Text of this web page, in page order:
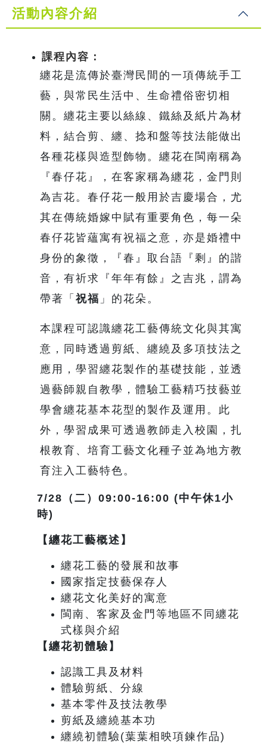
活動內容介紹
課程內容：
纏花是流傳於臺灣民間的一項傳統手工
藝，與常民生活中、生命禮俗密切相
關。纏花主要以絲線、鐵絲及紙片為材
料，結合剪、纏、捻和盤等技法能做出
各種花樣與造型飾物。纏花在閩南稱為
『春仔花』，在客家稱為纏花，金門則
為吉花。春仔花一般用於吉慶場合，尤
其在傳統婚嫁中賦有重要角色，每一朵
春仔花皆蘊寓有祝福之意，亦是婚禮中
身份的象徵，『春』取台語『剩』的諧
音，有祈求『年年有餘』之吉兆，謂為
帶著「 祝福 」的花朵。
本課程可認識纏花工藝傳統文化與其寓
意，同時透過剪紙、纏繞及多項技法之
應用，學習纏花製作的基礎技能，並透
過藝師親自教學，體驗工藝精巧技藝並
學會纏花基本花型的製作及運用。此
外，學習成果可透過教師走入校園，扎
根教育、培育工藝文化種子並為地方教
育注入工藝特色。
7/28 （二）09:00-16:00 (中午休1小
時)
【纏花工藝概述】
纏花工藝的發展和故事
國家指定技藝保存人
纏花文化美好的寓意
閩南、客家及金門等地區不同纏花
式樣與介紹
【纏花初體驗】
認識工具及材料
體驗剪紙、分線
基本零件及技法教學
剪紙及纏繞基本功
纏繞初體驗(葉葉相映項鍊作品)